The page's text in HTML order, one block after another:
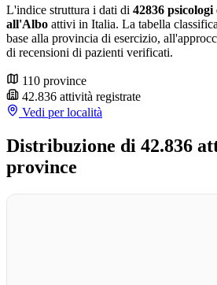
L'indice struttura i dati di 42836
all'Albo attivi in Italia. La tabella
base alla provincia di esercizio,
di recensioni di pazienti verificati.
110 province
42.836 attività registrate
Vedi per località
Distribuzione di 42.836
province